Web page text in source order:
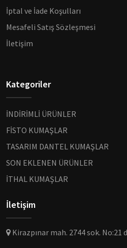
İptal ve İade Koşulları
Mesafeli Satış Sözleşmesi
İletişim
Kategoriler
İNDİRİMLİ ÜRÜNLER
FİSTO KUMAŞLAR
TASARIM DANTEL KUMAŞLAR
SON EKLENEN ÜRÜNLER
İTHAL KUMAŞLAR
İletişim
Kirazpınar mah. 2744 sok. No:21